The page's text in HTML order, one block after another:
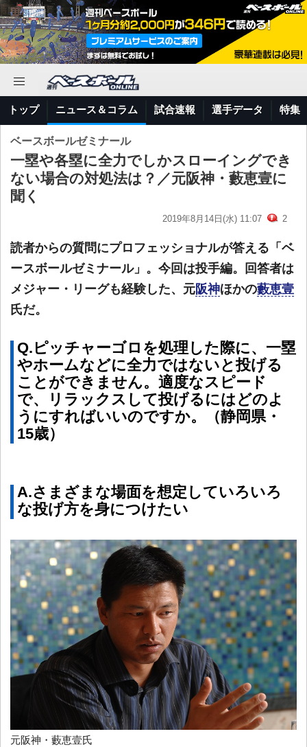
トップ ニュース＆コラム 試合速報 選手データ 特集
ベースボールゼミナール
一塁や各塁に全力でしかスローイングでき
ない場合の対処法は？／元阪神・藪恵壹に
聞く
2019年8月14日(水) 11:07 2
読者からの質問にプロフェッショナルが答える「ベ
ースボールゼミナール」。今回は投手編。回答者は
メジャー・リーグも経験した、元阪神ほかの藪恵壹
氏だ。
Q.ピッチャーゴロを処理した際に、一塁
やホームなどに全力ではないと投げる
ことができません。適度なスピード
で、リラックスして投げるにはどのよ
うにすればいいのですか。（静岡県・
15歳）
A.さまざまな場面を想定していろいろ
な投げ方を身につけたい
元阪神・藪恵壹氏